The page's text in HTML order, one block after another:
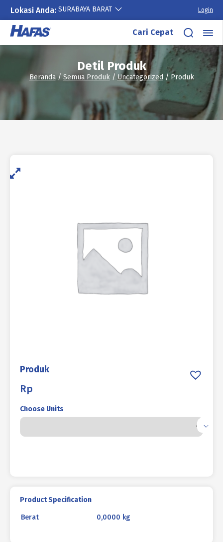
Lokasi Anda: SURABAYA BARAT Login
Lewati
konten
Cari Cepat
Detil Produk
Beranda/Semua Produk/Uncategorized / Produk
Produk
Rp
Choose Units
Product Specification
Berat 0,0000 kg